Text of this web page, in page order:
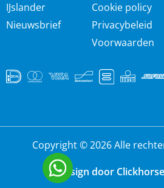
IJslander
Nieuwsbrief
Cookie policy
Privacybeleid
Voorwaarden
Copyright © 2026 Alle
Design door